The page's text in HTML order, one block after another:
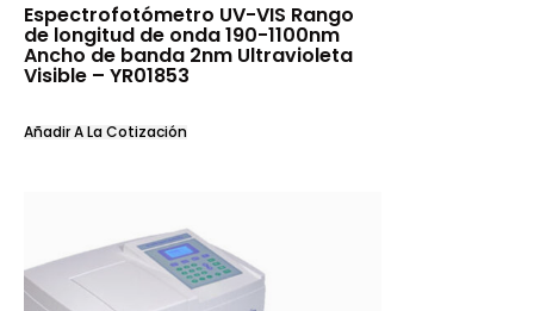
Espectrofotómetro UV-VIS Rango
de longitud de onda 190-1100nm
Ancho de banda 2nm Ultravioleta
Visible – YR01853
Añadir A La Cotización